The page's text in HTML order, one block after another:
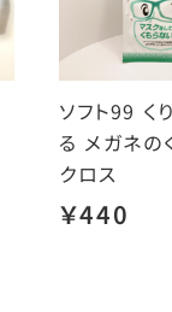
ソフト99 く
る メガネの
クロス
￥440